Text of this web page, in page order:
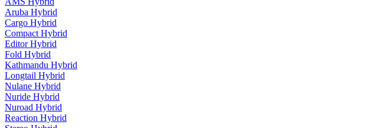
Aruba Hybrid
Cargo Hybrid
Compact Hybrid
Editor Hybrid
Fold Hybrid
Kathmandu Hybrid
Longtail Hybrid
Nulane Hybrid
Nuride Hybrid
Nuroad Hybrid
Reaction Hybrid